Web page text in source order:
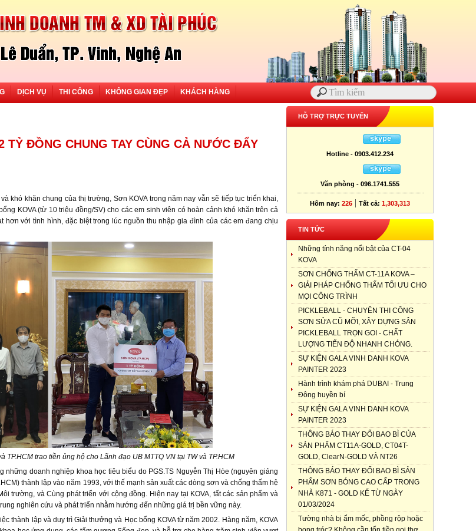
DỊCH VỤ THI CÔNG KHÔNG GIAN ĐẸP KHÁCH HÀNG
TỶ ĐỒNG CHUNG TAY CÙNG CẢ NƯỚC ĐẨY
khó khăn chung của thị trường, Sơn KOVA trong năm nay vẫn sẽ tiếp tục triển khai,
KOVA (từ 10 triệu đồng/SV) cho các em sinh viên có hoàn cảnh khó khăn trên cả
hơn với tình hình, đặc biệt trong lúc nguồn thu nhập gia đình của các em đang chịu
TP.HCM trao tiền ủng hộ cho Lãnh đạo UB MTTQ VN tại TW và TP.HCM
những doanh nghiệp khoa học tiêu biểu do PGS.TS Nguyễn Thị Hòe (nguyên giảng
thành lập vào năm 1993, với thế mạnh sản xuất các dòng sơn và chống thấm hệ
trường, và Cùng phát triển với cộng đồng. Hiện nay tại KOVA, tất các sản phẩm và
nghiên cứu và phát triển nhằm hướng đến những giá trị bền vững này.
thành lập và duy trì Giải thưởng và Học bổng KOVA từ năm 2002. Hàng năm, KOVA
HỖ TRỢ TRỰC TUYẾN
Hotline - 0903.412.234
Văn phòng - 096.1741.555
Hôm nay: 226 | Tất cả: 1,303,313
TIN TỨC
Những tính năng nổi bật của CT-04
KOVA
SƠN CHỐNG THẤM CT-11A KOVA –
GIẢI PHÁP CHỐNG THẤM TỐI ƯU CHO
MỌI CÔNG TRÌNH
PICKLEBALL - CHUYÊN THI CÔNG
SƠN SỬA CŨ MỠI, XÂY DỰNG SÂN
PICKLEBALL TRỌN GOI - CHẤT
LƯỢNG TIẾN ĐỘ NHANH CHÓNG.
SỰ KIỆN GALA VINH DANH KOVA
PAINTER 2023
Hành trình khám phá DUBAI - Trung
Đông huyền bí
SỰ KIỆN GALA VINH DANH KOVA
PAINTER 2023
THÔNG BÁO THAY ĐỔI BAO BÌ CỦA
SẢN PHẨM CT11A-GOLD, CT04T-
GOLD, ClearN-GOLD VÀ NT26
THÔNG BÁO THAY ĐỔI BAO BÌ SẢN
PHẨM SƠN BÓNG CAO CẤP TRONG
NHÀ K871 - GOLD KỂ TỪ NGÀY
01/03/2024
Tường nhà bị ẩm mốc, phồng rộp hoặc